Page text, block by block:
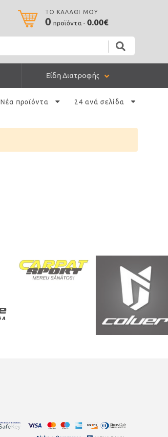
ΤΟ ΚΑΛΑΘΙ ΜΟΥ
0 προϊόντα - 0.00€
Είδη Διατροφής
Νέα προϊόντα 24 ανά σελίδα